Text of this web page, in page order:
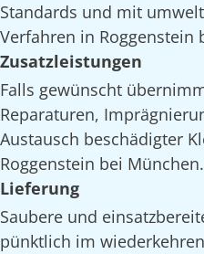
Standards und mit
Verfahren in Roggenstein
Zusatzleistungen
Falls gewünscht
Reparaturen,
Austausch beschädigter
Roggenstein bei München.
Lieferung
Saubere und
pünktlich im